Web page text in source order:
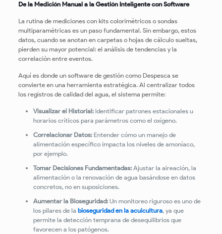
De la Medición Manual a la Gestión Inteligente con Software
La rutina de mediciones con kits colorimétricos o sondas
multiparamétricas es un paso fundamental. Sin embargo, estos
datos, cuando se anotan en carpetas o hojas de cálculo sueltas,
pierden su mayor potencial: el análisis de tendencias y la
correlación entre eventos.
Aquí es donde un software de gestión como Despesca se
convierte en una herramienta estratégica. Al centralizar todos
los registros de calidad del agua, el sistema permite:
Visualizar el Historial:Identificar patrones estacionales u
horarios críticos para parámetros como el oxígeno.
Correlacionar Datos:Entender cómo un manejo de
alimentación específico impacta los niveles de amoníaco,
por ejemplo.
Tomar Decisiones Fundamentadas:Ajustar la aireación, la
alimentación o la renovación de agua basándose en datos
concretos, no en suposiciones.
Aumentar la Bioseguridad:Un monitoreo riguroso es uno de
los pilares de la bioseguridad en la acuicultura, ya que
permite la detección temprana de desequilibrios que
favorecen a los patógenos.